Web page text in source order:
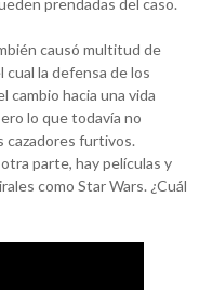
prendadas del caso.
causó multitud de
la defensa de los
cambio hacia una vida
lo que todavía no
cazadores furtivos.
parte, hay películas y
como Star Wars. ¿Cuál